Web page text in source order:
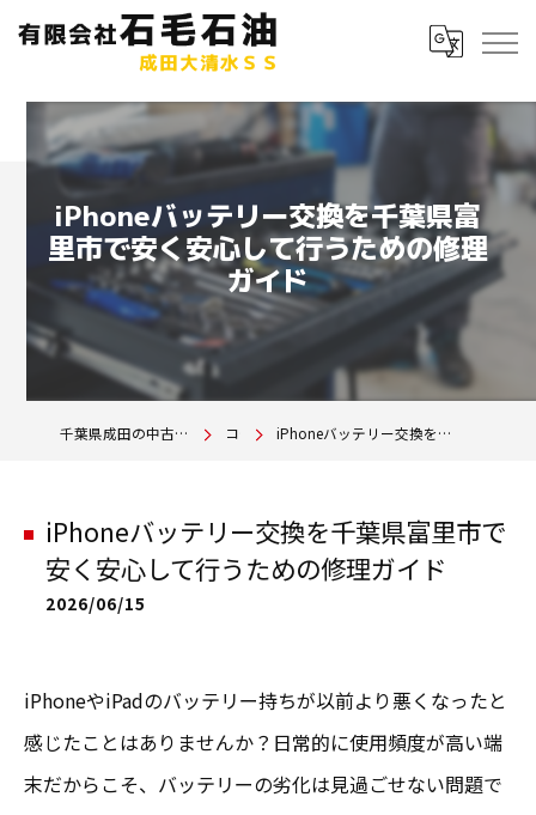
iPhoneバッテリー交換を千葉県富
里市で安く安心して行うための修理
ガイド
千葉県成田の中古車は有限会社石毛石油 成田大清水SS コラム iPhoneバッテリー交換を千葉県富里市で安く安心して行うための修理ガイド
iPhoneバッテリー交換を千葉県富里市で
安く安心して行うための修理ガイド
2026/06/15
iPhoneやiPadのバッテリー持ちが以前より悪くなったと
感じたことはありませんか？日常的に使用頻度が高い端
末だからこそ、バッテリーの劣化は見過ごせない問題で